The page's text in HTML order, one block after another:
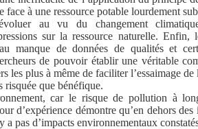
à une ressource potable lourdement
au vu du changement
sur la ressource naturelle.
manque dedonnées de qualités et
de pouvoir établir une véritable
les plus à même de faciliter l’essaimage de
que bénéfique.
car le risque de pollution à
d’expérience démontre qu’en dehors
pas d’impacts environnementaux